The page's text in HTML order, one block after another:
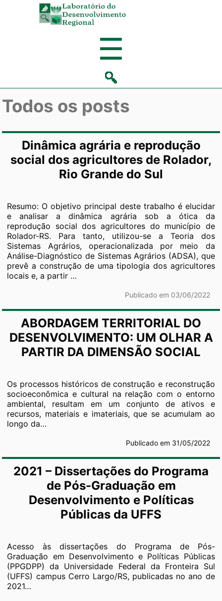
Laboratório
de
Regional
☰
Todos os posts
Dinâmica agrária e reprodução
social dos agricultores de Rolador,
Rio Grande do Sul
Resumo: O objetivo principal deste trabalho é elucidar
e analisar a dinâmica agrária sob a ótica da
reprodução social dos agricultores do município de
Rolador-RS. Para tanto, utilizou-se a Teoria dos
Sistemas Agrários, operacionalizada por meio da
Análise-Diagnóstico de Sistemas Agrários (ADSA), que
prevê a construção de uma tipologia dos agricultores
locais e, a partir …
dos
agricultores
de
Rolador,
do
Sul
Publicado em 03/06/2022
ABORDAGEM TERRITORIAL DO
DESENVOLVIMENTO: UM OLHAR A
PARTIR DA DIMENSÃO SOCIAL
Os processos históricos de construção e reconstrução
socioeconômica e cultural na relação com o entorno
ambiental, resultam em um conjunto de ativos e
recursos, materiais e imateriais, que se acumulam ao
longo da…
Publicado em 31/05/2022
2021 – Dissertações do Programa
de Pós-Graduação em
Desenvolvimento e Políticas
Públicas da UFFS
Acesso às dissertações do Programa de Pós-
Graduação em Desenvolvimento e Políticas Públicas
(PPGDPP) da Universidade Federal da Fronteira Sul
(UFFS) campus Cerro Largo/RS, publicadas no ano de
2021…